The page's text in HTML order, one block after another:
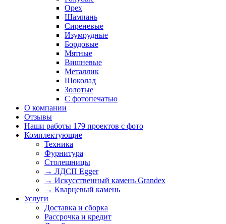
Орех
Шампань
Сиреневые
Изумрудные
Бордовые
Мятные
Вишневые
Металлик
Шоколад
Золотые
С фотопечатью
О компании
Отзывы
Наши работы 179 проектов с фото
Комплектующие
Техника
Фурнитура
Столешницы
→ ЛДСП Egger
→ Искусственный камень Grandex
→ Кварцевый камень
Услуги
Доставка и сборка
Рассрочка и кредит